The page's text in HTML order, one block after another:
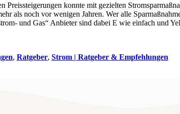
konnte mit gezielten
als noch vor wenigen Jahren. Wer alle
und Gas“ Anbieter sind dabei E wie einfach und
, Ratgeber, Strom | Ratgeber & Empfehlungen